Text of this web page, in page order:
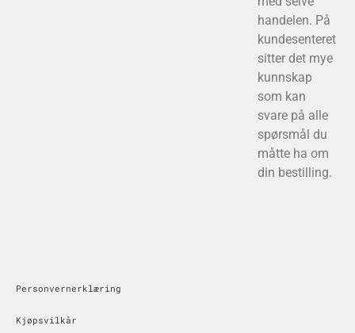
handelen. På
kundesenteret
sitter det mye
kunnskap
som kan
svare på alle
spørsmål du
måtte ha om
din bestilling.
Personvernerklæring
Kjøpsvilkår